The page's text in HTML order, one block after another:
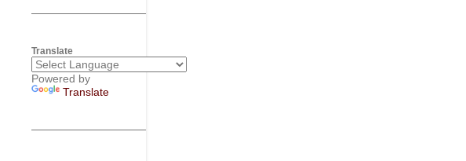
Translate
Powered by
Translate